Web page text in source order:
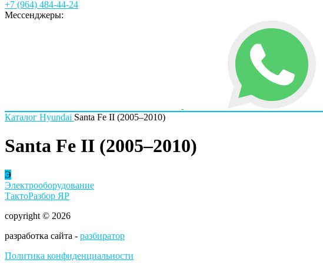
+7 (964) 484-44-24
Мессенджеры:
Каталог Hyundai Santa Fe II (2005–2010)
Santa Fe II (2005–2010)
Э
Электрооборудование
ТактоРазбор ЯР
copyright © 2026
разработка сайта - разбиратор
Политика конфиденциальности